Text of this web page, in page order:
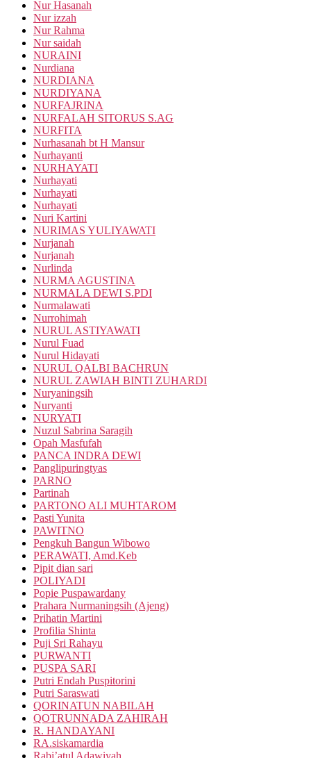
Nur Hasanah
Nur izzah
Nur Rahma
Nur saidah
NURAINI
Nurdiana
NURDIANA
NURDIYANA
NURFAJRINA
NURFALAH SITORUS S.AG
NURFITA
Nurhasanah bt H Mansur
Nurhayanti
NURHAYATI
Nurhayati
Nurhayati
Nurhayati
Nuri Kartini
NURIMAS YULIYAWATI
Nurjanah
Nurjanah
Nurlinda
NURMA AGUSTINA
NURMALA DEWI S.PDI
Nurmalawati
Nurrohimah
NURUL ASTIYAWATI
Nurul Fuad
Nurul Hidayati
NURUL QALBI BACHRUN
NURUL ZAWIAH BINTI ZUHARDI
Nuryaningsih
Nuryanti
NURYATI
Nuzul Sabrina Saragih
Opah Masfufah
PANCA INDRA DEWI
Panglipuringtyas
PARNO
Partinah
PARTONO ALI MUHTAROM
Pasti Yunita
PAWITNO
Pengkuh Bangun Wibowo
PERAWATI, Amd.Keb
Pipit dian sari
POLIYADI
Popie Puspawardany
Prahara Nurmaningsih (Ajeng)
Prihatin Martini
Profilia Shinta
Puji Sri Rahayu
PURWANTI
PUSPA SARI
Putri Endah Puspitorini
Putri Saraswati
QORINATUN NABILAH
QOTRUNNADA ZAHIRAH
R. HANDAYANI
RA.siskamardia
Rabi’atul Adawiyah